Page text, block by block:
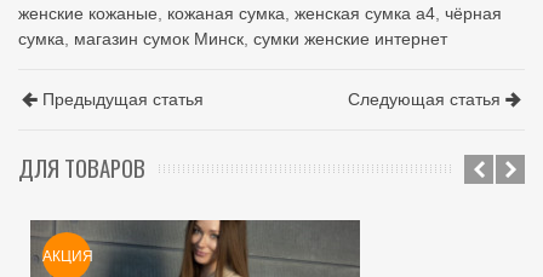
женские кожаные кожаная сумка женская сумка а4 чёрная
сумка
магазин сумок Минск сумки женские интернет
Предыдущая статья Следующая статья
ДЛЯ ТОВАРОВ
АКЦИЯ